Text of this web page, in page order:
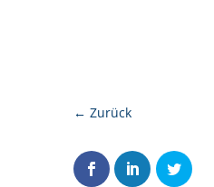
← Zurück